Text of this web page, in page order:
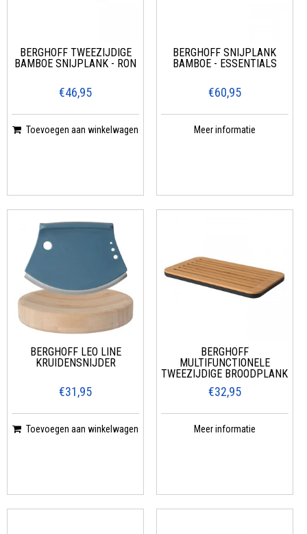
BERGHOFF TWEEZIJDIGE
BAMBOE SNIJPLANK - RON
€46,95
Toevoegen aan winkelwagen
BERGHOFF SNIJPLANK
BAMBOE - ESSENTIALS
€60,95
Meer informatie
BERGHOFF LEO LINE
KRUIDENSNIJDER
€31,95
Toevoegen aan winkelwagen
BERGHOFF
MULTIFUNCTIONELE
TWEEZIJDIGE BROODPLANK
€32,95
Meer informatie